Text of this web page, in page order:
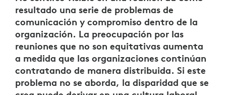
resultado una serie de problemas de
comunicación y compromiso dentro de la
organización. La preocupación por las
reuniones que no son equitativas aumenta
a medida que las organizaciones continúan
contratando de manera distribuida. Si este
problema no se aborda, la disparidad que se